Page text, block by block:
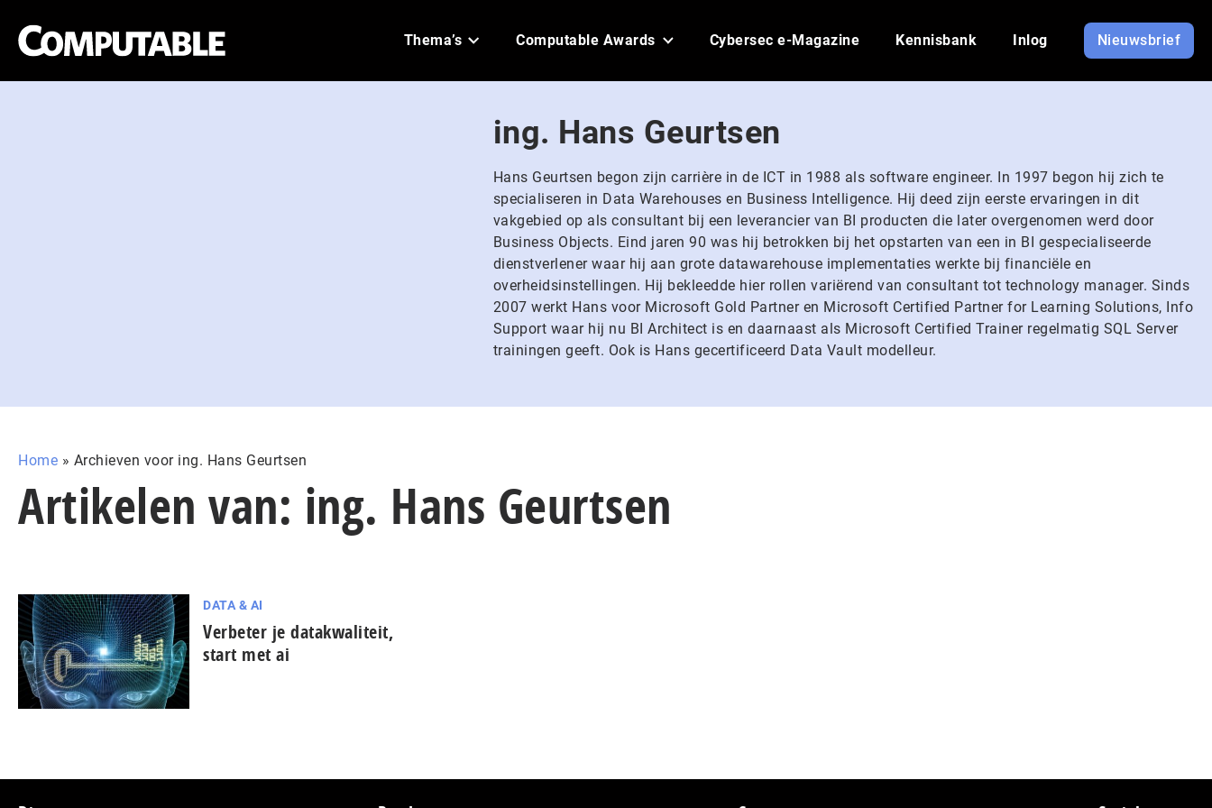
Thema’s Computable Awards Cybersec e-Magazine Kennisbank Inlog Nieuwsbrief
ing. Hans Geurtsen
Hans Geurtsen begon zijn carrière in de ICT in 1988 als software engineer. In 1997 begon hij zich te
specialiseren in Data Warehouses en Business Intelligence. Hij deed zijn eerste ervaringen in dit
vakgebied op als consultant bij een leverancier van BI producten die later overgenomen werd door
Business Objects. Eind jaren 90 was hij betrokken bij het opstarten van een in BI gespecialiseerde
dienstverlener waar hij aan grote datawarehouse implementaties werkte bij financiële en
overheidsinstellingen. Hij bekleedde hier rollen variërend van consultant tot technology manager. Sinds
2007 werkt Hans voor Microsoft Gold Partner en Microsoft Certified Partner for Learning Solutions, Info
Support waar hij nu BI Architect is en daarnaast als Microsoft Certified Trainer regelmatig SQL Server
trainingen geeft. Ook is Hans gecertificeerd Data Vault modelleur.
Home » Archieven voor ing. Hans Geurtsen
Artikelen van: ing. Hans Geurtsen
DATA & AI
Verbeter je datakwaliteit,
start met ai